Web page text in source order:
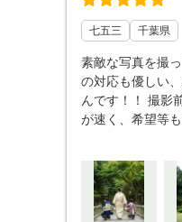
七五三 千葉県
素敵な写真を撮
の対応も優しい
んです！！ 撮影
が速く、希望等
りました。 撮影
いと申し出ると
た。 仕上がった
で親はもちろん